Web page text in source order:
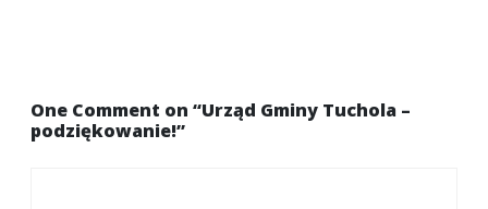
One Comment on “Urząd Gminy Tuchola –
podziękowanie!”